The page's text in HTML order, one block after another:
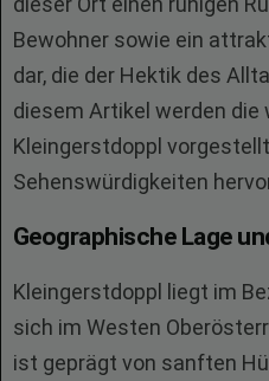
Bewohner sowie ein
dar, die der Hektik des
diesem Artikel werden
Kleingerstdoppl
Sehenswürdigkeiten
Geographische Lage
Kleingerstdoppl liegt im
sich im Westen
ist geprägt von sanften